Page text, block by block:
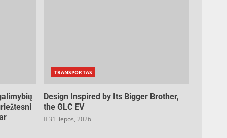
TRANSPORTAS
Design Inspired by Its Bigger Brother,
the GLC EV
31 liepos, 2026